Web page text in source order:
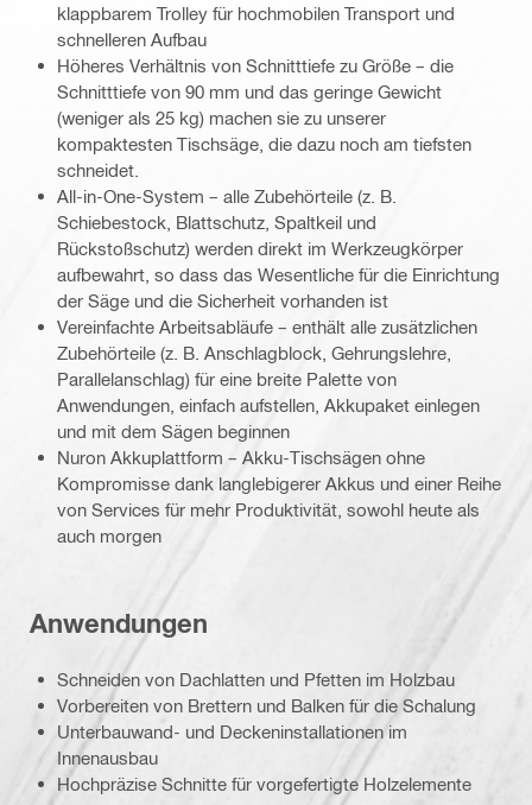
klappbarem Trolley für hochmobilen Transport und
schnelleren Aufbau
Höheres Verhältnis von Schnitttiefe zu Größe – die
Schnitttiefe von 90 mm und das geringe Gewicht
(weniger als 25 kg) machen sie zu unserer
kompaktesten Tischsäge, die dazu noch am tiefsten
schneidet.
All-in-One-System – alle Zubehörteile (z. B.
Schiebestock, Blattschutz, Spaltkeil und
Rückstoßschutz) werden direkt im Werkzeugkörper
aufbewahrt, so dass das Wesentliche für die Einrichtung
der Säge und die Sicherheit vorhanden ist
Vereinfachte Arbeitsabläufe – enthält alle zusätzlichen
Zubehörteile (z. B. Anschlagblock, Gehrungslehre,
Parallelanschlag) für eine breite Palette von
Anwendungen, einfach aufstellen, Akkupaket einlegen
und mit dem Sägen beginnen
Nuron Akkuplattform – Akku-Tischsägen ohne
Kompromisse dank langlebigerer Akkus und einer Reihe
von Services für mehr Produktivität, sowohl heute als
auch morgen
Anwendungen
Schneiden von Dachlatten und Pfetten im Holzbau
Vorbereiten von Brettern und Balken für die Schalung
Unterbauwand- und Deckeninstallationen im
Innenausbau
Hochpräzise Schnitte für vorgefertigte Holzelemente